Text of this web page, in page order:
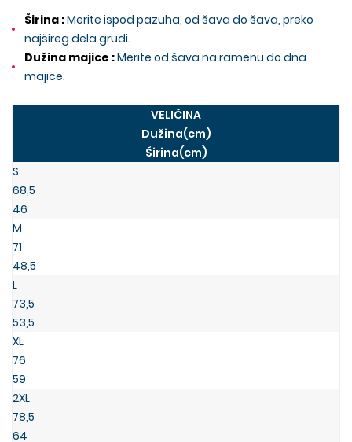
Širina :Merite ispod pazuha, od šava do šava, preko
najšireg dela grudi.
Dužina majice :Merite od šava na ramenu do dna
majice.
VELIČINA
Dužina(cm)
Širina(cm)
S
68,5
46
M
71
48,5
L
73,5
53,5
XL
76
59
2XL
78,5
64